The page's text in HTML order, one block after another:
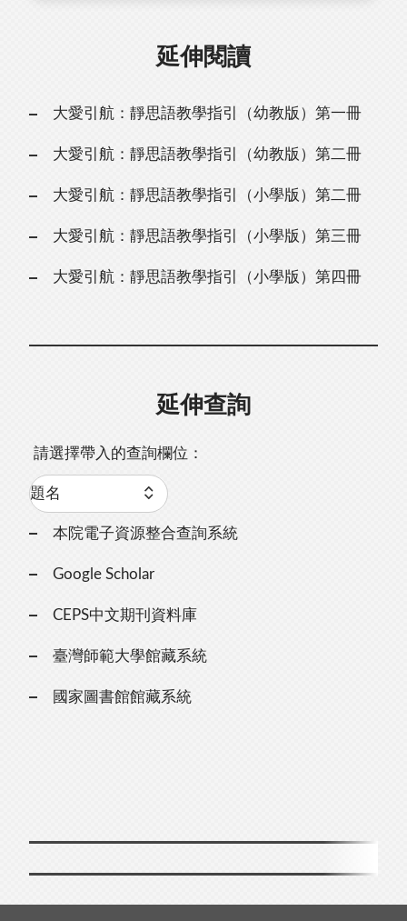
延伸閱讀
大愛引航：靜思語教學指引（幼教版）第一冊
大愛引航：靜思語教學指引（幼教版）第二冊
大愛引航：靜思語教學指引（小學版）第二冊
大愛引航：靜思語教學指引（小學版）第三冊
大愛引航：靜思語教學指引（小學版）第四冊
延伸查詢
請選擇帶入的查詢欄位：
本院電子資源整合查詢系統
Google Scholar
CEPS中文期刊資料庫
臺灣師範大學館藏系統
國家圖書館館藏系統